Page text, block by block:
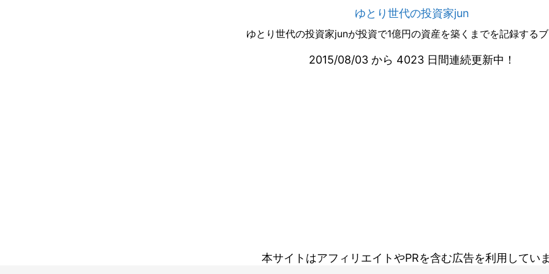
ゆとり世代の投資家jun
ゆとり世代の投資家junが投資で1億円の資産を築くまでを記録するブ
2015/08/03 から 4023 日間連続更新中！
本サイトはアフィリエイトやPRを含む広告を利用してい